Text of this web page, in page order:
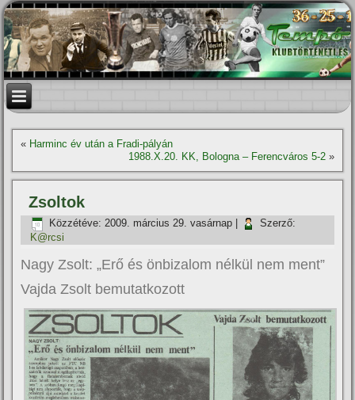
« Harminc év után a Fradi-pályán
1988.X.20. KK, Bologna – Ferencváros 5-2»
Zsoltok
Közzétéve: 2009. március 29. vasárnap
Szerző:
K@rcsi
Nagy Zsolt: „Erő és önbizalom nélkül nem ment”
Vajda Zsolt bemutatkozott